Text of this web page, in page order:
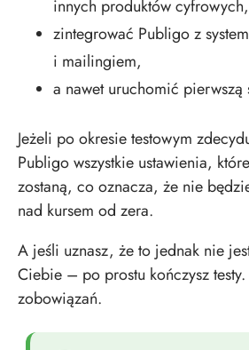
innych produktów cyfrowych,
zintegrować Publigo z
i mailingiem,
a nawet uruchomić pierwszą
Jeżeli po okresie testowym
Publigo wszystkie ustawienia,
zostaną, co oznacza, że nie
nad kursem od zera.
A jeśli uznasz, że to jednak nie
Ciebie – po prostu kończysz
zobowiązań.